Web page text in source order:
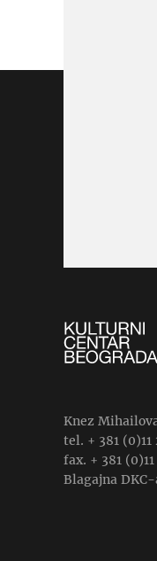
Knez
tel. + 381 (0)11
fax. + 381
Blagajna DKC-